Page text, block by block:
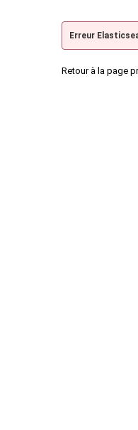
Erreur
Retour à la page